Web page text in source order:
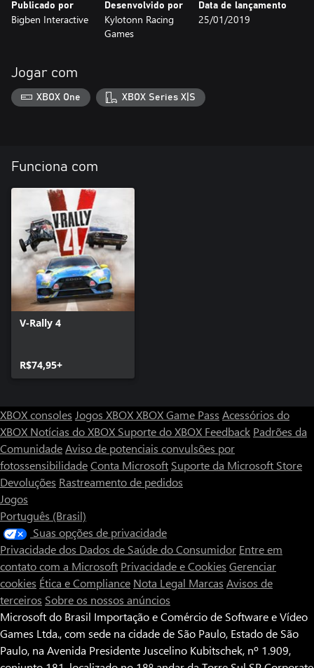
Publicado por
Bigben Interactive
Desenvolvido por
Kylotonn Racing
Games
Data de lançamento
25/01/2019
Jogar com
XBOX One XBOX Series X|S
Funciona com
V-Rally 4
R$74,95+
XBOX consoles Jogos XBOXXBOX Game Pass Acessórios do
XBOX Notícias do XBOX Suporte do XBOX Feedback Padrões da
ComunidadeAviso de potenciais convulsões por
fotossensibilidadeConta Microsoft Suporte da Microsoft Store
Devoluções Rastreamento de pedidos
Jogos
Português (Brasil)
Suas opções de privacidade
Privacidade dos Dados de Saúde do Consumidor Entre em
contato com a Microsoft Privacidade e Cookies Gerenciar
cookies Ética e Compliance Nota Legal Marcas Avisos de
terceiros Sobre os nossos anúncios
Microsoft do Brasil Importação e Comércio de Software e Vídeo
Games Ltda., com sede na cidade de São Paulo, Estado de São
Paulo, na Avenida Presidente Juscelino Kubitschek, nº 1.909,